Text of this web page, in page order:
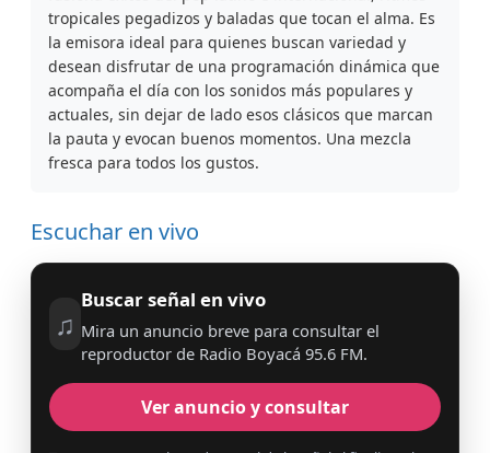
tropicales pegadizos y baladas que tocan el alma. Es
la emisora ideal para quienes buscan variedad y
desean disfrutar de una programación dinámica que
acompaña el día con los sonidos más populares y
actuales, sin dejar de lado esos clásicos que marcan
la pauta y evocan buenos momentos. Una mezcla
fresca para todos los gustos.
Escuchar en vivo
♫
Buscar señal en vivo
Mira un anuncio breve para consultar el
reproductor de Radio Boyacá 95.6 FM.
Ver anuncio y consultar